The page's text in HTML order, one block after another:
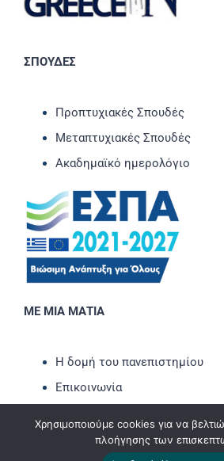
ΣΠΟΥΔΕΣ
Προπτυχιακές Σπουδές
Μεταπτυχιακές Σπουδές
Ακαδημαϊκό ημερολόγιο
ΜΕ ΜΙΑ ΜΑΤΙΑ
Η δομή του πανεπιστημίου
Επικοινωνία
Εκδηλώσεις
Χρησιμοποιούμε cookies για να
πλοήγησης των